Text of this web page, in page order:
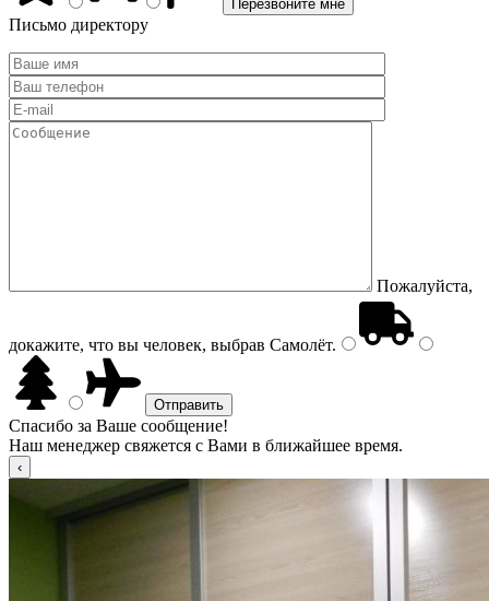
Письмо директору
Пожалуйста,
докажите, что вы человек, выбрав Самолёт.
Спасибо за Ваше сообщение!
Наш менеджер свяжется с Вами в ближайшее время.